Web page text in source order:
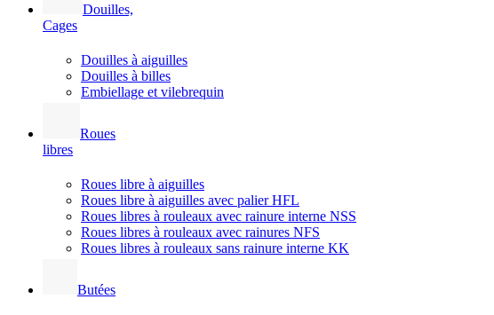
Douilles,
Cages
Douilles à aiguilles
Douilles à billes
Embiellage et vilebrequin
Roues
libres
Roues libre à aiguilles
Roues libre à aiguilles avec palier HFL
Roues libres à rouleaux avec rainure interne NSS
Roues libres à rouleaux avec rainures NFS
Roues libres à rouleaux sans rainure interne KK
Butées